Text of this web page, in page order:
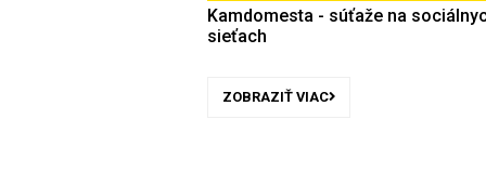
Kamdomesta - súťaže na
sieťach
ZOBRAZIŤ VIAC